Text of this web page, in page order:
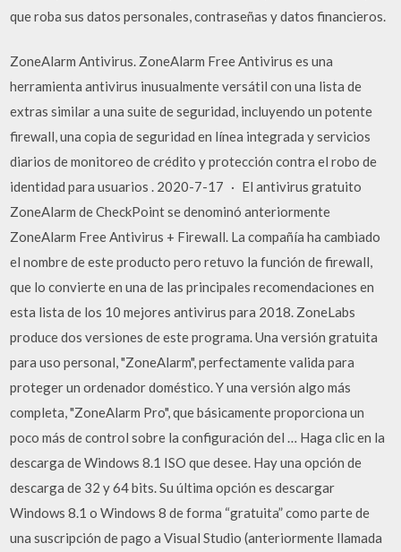
que roba sus datos personales, contraseñas y datos financieros.
ZoneAlarm Antivirus. ZoneAlarm Free Antivirus es una
herramienta antivirus inusualmente versátil con una lista de
extras similar a una suite de seguridad, incluyendo un potente
firewall, una copia de seguridad en línea integrada y servicios
diarios de monitoreo de crédito y protección contra el robo de
identidad para usuarios . 2020-7-17 · El antivirus gratuito
ZoneAlarm de CheckPoint se denominó anteriormente
ZoneAlarm Free Antivirus + Firewall. La compañía ha cambiado
el nombre de este producto pero retuvo la función de firewall,
que lo convierte en una de las principales recomendaciones en
esta lista de los 10 mejores antivirus para 2018. ZoneLabs
produce dos versiones de este programa. Una versión gratuita
para uso personal, "ZoneAlarm", perfectamente valida para
proteger un ordenador doméstico. Y una versión algo más
completa, "ZoneAlarm Pro", que básicamente proporciona un
poco más de control sobre la configuración del … Haga clic en la
descarga de Windows 8.1 ISO que desee. Hay una opción de
descarga de 32 y 64 bits. Su última opción es descargar
Windows 8.1 o Windows 8 de forma “gratuita” como parte de
una suscripción de pago a Visual Studio (anteriormente llamada